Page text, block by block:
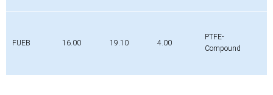
FUEB 16.00 19.10 4.00
PTFE-
Compound